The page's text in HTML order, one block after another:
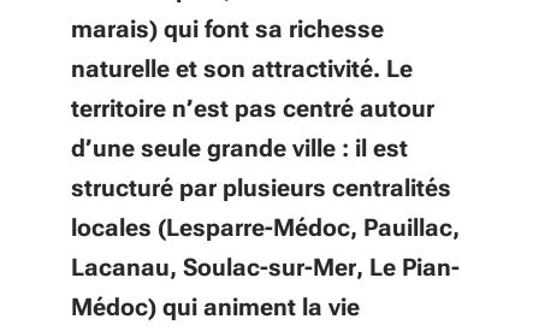
marais) qui font sa richesse
naturelle et son attractivité. Le
territoire n’est pas centré autour
d’une seule grande ville : il est
structuré par plusieurs centralités
locales (Lesparre-Médoc, Pauillac,
Lacanau, Soulac-sur-Mer, Le Pian-
Médoc) qui animent la vie